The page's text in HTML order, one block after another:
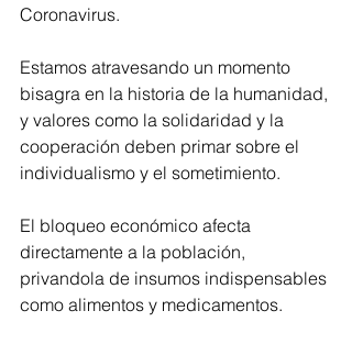
Coronavirus.
Estamos atravesando un momento
bisagra en la historia de la humanidad,
y valores como la solidaridad y la
cooperación deben primar sobre el
individualismo y el sometimiento.
El bloqueo económico afecta
directamente a la población,
privandola de insumos indispensables
como alimentos y medicamentos.